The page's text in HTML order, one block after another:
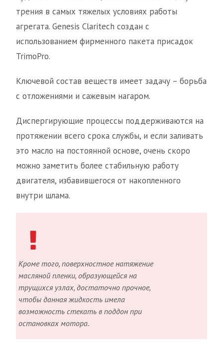
трения в самых тяжелых условиях работы
агрегата. Genesis Claritech создан с
использованием фирменного пакета присадок
TrimoPro.
Ключевой состав веществ имеет задачу – борьба
с отложениями и сажевым нагаром.
Диспергирующие процессы поддерживаются на
протяжении всего срока службы, и если заливать
это масло на постоянной основе, очень скоро
можно заметить более стабильную работу
двигателя, избавившегося от накопленного
внутри шлама.
Кроме того, поверхностное натяжение
масляной пленки, образующейся на
трущихся узлах, достаточно прочное,
чтобы данная жидкость имела
возможность стекать в поддон при
остановках мотора.